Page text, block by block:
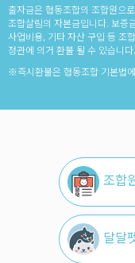
출자금은 협동조합의 조합원으
조합살림의 자본금입니다. 보증
사업비용, 기타 자산 구입 등 조
정관에 의거 환불 될 수 있습니다.
※즉시환불은 협동조합 기본법
조합
달달